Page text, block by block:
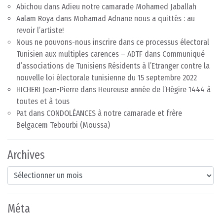
Abichou dans Adieu notre camarade Mohamed Jaballah
Aalam Roya dans Mohamad Adnane nous a quittés : au
revoir l’artiste!
Nous ne pouvons-nous inscrire dans ce processus électoral
Tunisien aux multiples carences – ADTF dans Communiqué
d’associations de Tunisiens Résidents à l’Etranger contre la
nouvelle loi électorale tunisienne du 15 septembre 2022
HICHERI Jean-Pierre dans Heureuse année de l’Hégire 1444 à
toutes et à tous
Pat dans CONDOLÉANCES à notre camarade et frère
Belgacem Tebourbi (Moussa)
Archives
Archives
Méta